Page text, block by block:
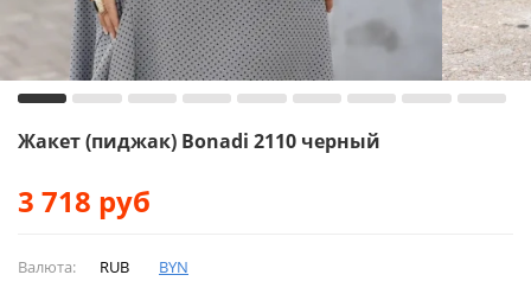
Жакет (пиджак) Bonadi 2110 черный
3 718 руб
Валюта: RUB BYN